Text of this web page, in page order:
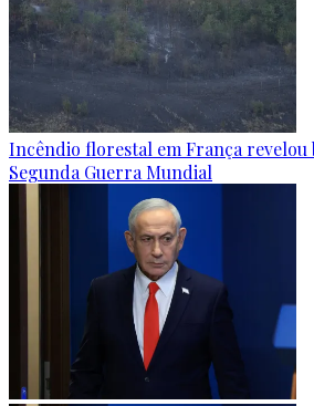
Incêndio florestal em França revelou
Segunda Guerra Mundial